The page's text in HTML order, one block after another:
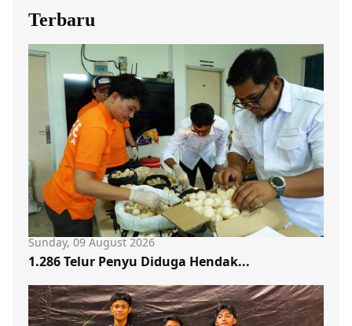
Terbaru
Sunday, 09 August 2026
1.286 Telur Penyu Diduga Hendak...